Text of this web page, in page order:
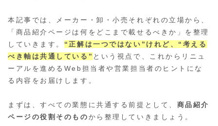
本記事では、メーカー・卸・小売それぞれの立場から、
「商品紹介ページは何をどこまで載せるべきか」を整理
していきます。 “正解は一つではない”けれど、“考える
べき軸は共通している” という視点で、これからリニュ
ーアルを進めるWeb担当者や営業担当者のヒントにな
る内容をお届けします。
まずは、すべての業態に共通する前提として、 商品紹介
ページの役割そのものから整理していきましょう。